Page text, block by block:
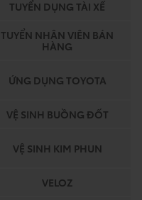
TUYỂN DỤNG TÀI XẾ
TUYỂN NHÂN VIÊN BÁN
HÀNG
ỨNG DỤNG TOYOTA
VỆ SINH BUỒNG ĐỐT
VỆ SINH KIM PHUN
VELOZ